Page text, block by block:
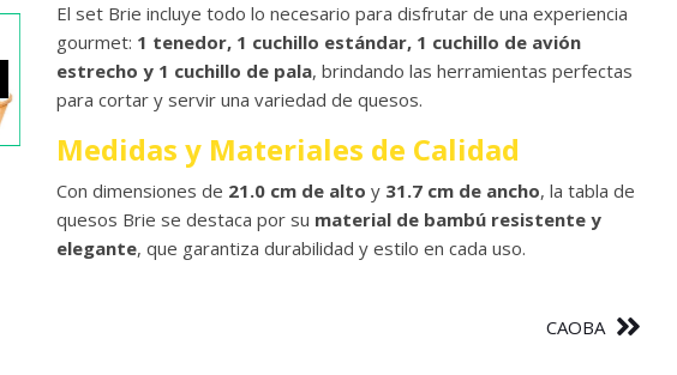
El set Brie incluye todo lo necesario para disfrutar de una experiencia
gourmet: 1 tenedor, 1 cuchillo estándar, 1 cuchillo de avión
estrecho y 1 cuchillo de pala, brindando las herramientas perfectas
para cortar y servir una variedad de quesos.
Medidas y Materiales de Calidad
Con dimensiones de 21.0 cm de alto y 31.7 cm de ancho, la tabla de
quesos Brie se destaca por su material de bambú resistente y
elegante, que garantiza durabilidad y estilo en cada uso.
CAOBA